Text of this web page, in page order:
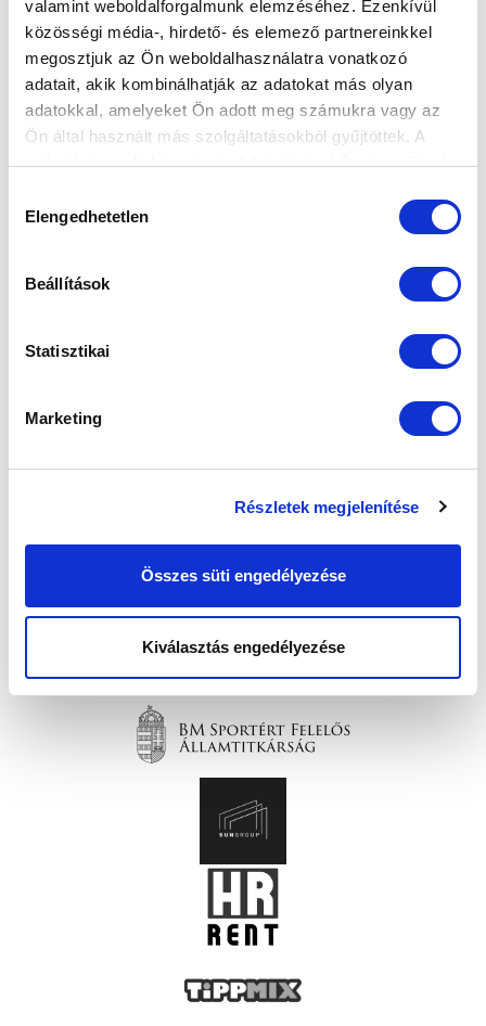
valamint weboldalforgalmunk elemzéséhez. Ezenkívül
közösségi média-, hirdető- és elemező partnereinkkel
megosztjuk az Ön weboldalhasználatra vonatkozó
adatait, akik kombinálhatják az adatokat más olyan
adatokkal, amelyeket Ön adott meg számukra vagy az
Ön által használt más szolgáltatásokból gyűjtöttek. A
weboldalon való böngészés folytatásával Ön hozzájárul a
kiválasztása
Elengedhetetlen
Beállítások
Statisztikai
Marketing
Részletek megjelenítése
Összes süti engedélyezése
Kiválasztás engedélyezése
Elfogadom azAdatvédelmi tájékoztatót!
FELIRATKOZOM